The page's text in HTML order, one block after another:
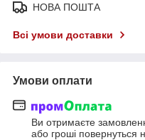
НОВА ПОШТА
Всі умови доставки
Умови оплати
Ви отримаєте
або гроші повернуться